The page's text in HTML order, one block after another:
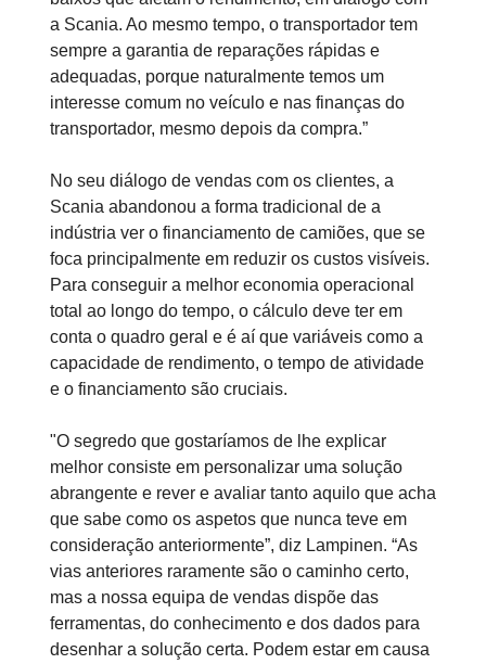
a Scania. Ao mesmo tempo, o transportador tem
sempre a garantia de reparações rápidas e
adequadas, porque naturalmente temos um
interesse comum no veículo e nas finanças do
transportador, mesmo depois da compra.”
No seu diálogo de vendas com os clientes, a
Scania abandonou a forma tradicional de a
indústria ver o financiamento de camiões, que se
foca principalmente em reduzir os custos visíveis.
Para conseguir a melhor economia operacional
total ao longo do tempo, o cálculo deve ter em
conta o quadro geral e é aí que variáveis como a
capacidade de rendimento, o tempo de atividade
e o financiamento são cruciais.
"O segredo que gostaríamos de lhe explicar
melhor consiste em personalizar uma solução
abrangente e rever e avaliar tanto aquilo que acha
que sabe como os aspetos que nunca teve em
consideração anteriormente”, diz Lampinen. “As
vias anteriores raramente são o caminho certo,
mas a nossa equipa de vendas dispõe das
ferramentas, do conhecimento e dos dados para
desenhar a solução certa. Podem estar em causa